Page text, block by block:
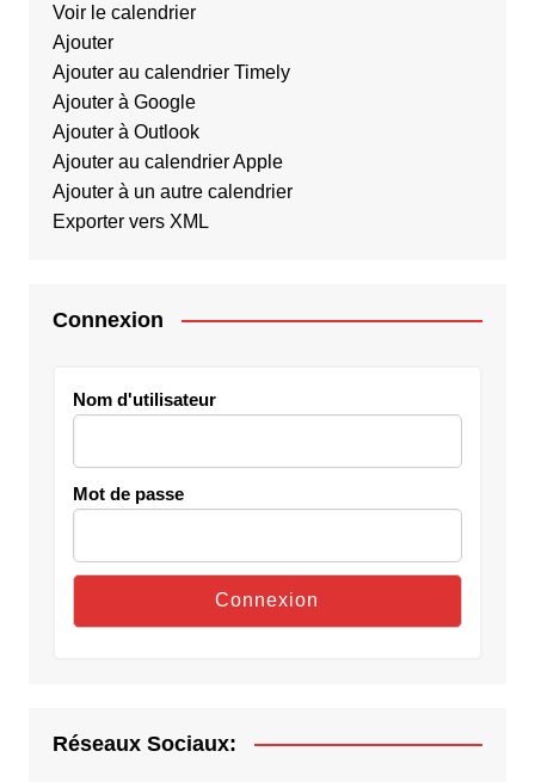
Voir le calendrier
Ajouter
Ajouter au calendrier Timely
Ajouter à Google
Ajouter à Outlook
Ajouter au calendrier Apple
Ajouter à un autre calendrier
Exporter vers XML
Connexion
Nom d'utilisateur
Mot de passe
Réseaux Sociaux: